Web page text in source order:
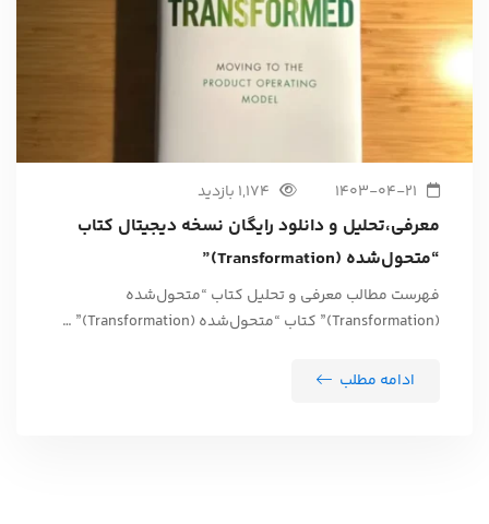
1403-04-21 1,174 بازدید
معرفی،تحلیل و دانلود رایگان نسخه دیجیتال کتاب
“متحول‌شده (Transformation)”
فهرست مطالب معرفی و تحلیل کتاب “متحول‌شده
(Transformation)” کتاب “متحول‌شده (Transformation)” …
ادامه مطلب